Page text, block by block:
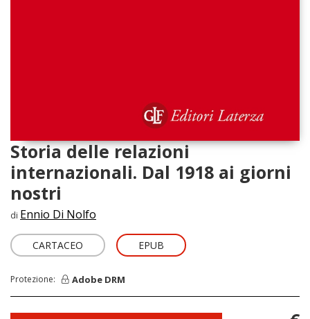
Storia delle relazioni
internazionali. Dal 1918 ai giorni
nostri
di Ennio Di Nolfo
CARTACEO EPUB
Protezione: Adobe DRM